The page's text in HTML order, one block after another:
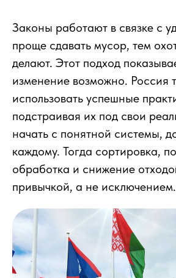
Законы работают в связке с
проще сдавать мусор, тем
делают. Этот подход
изменение возможно. Россия
использовать успешные
подстраивая их под свои
начать с понятной системы,
каждому. Тогда сортировка,
обработка и снижение
привычкой, а не исключением.